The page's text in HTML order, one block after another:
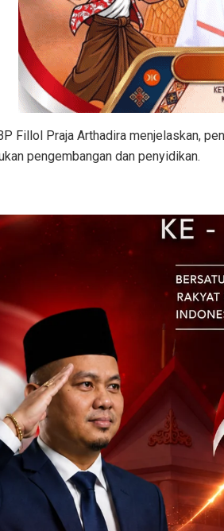
Fillol Praja Arthadira menjelaskan,
pengembangan dan penyidikan.